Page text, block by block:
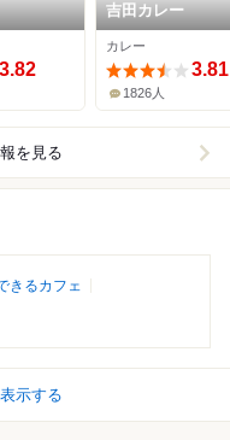
3.82
吉田カレー
カレー
3.81
1826人
を見る
きるカフェ
示する